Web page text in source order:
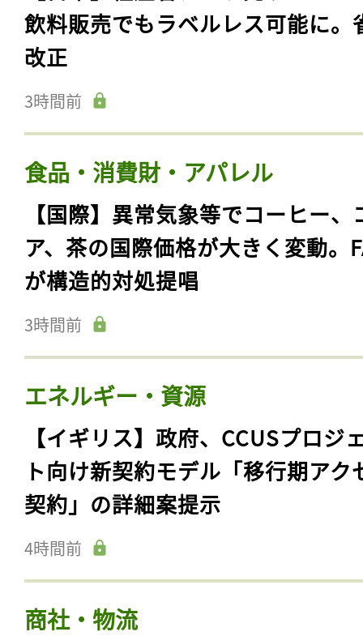
飲料販売でもラベルレス可能に。
改正
3時間前
食品・消費財・アパレル
【国際】異常気象等でコーヒー、
ア、茶の国際価格が大きく変動。
が構造的対処提唱
3時間前
エネルギー・資源
【イギリス】政府、CCUSプロジ
ト向け新契約モデル「移行期アク
契約」の詳細案提示
4時間前
商社・物流